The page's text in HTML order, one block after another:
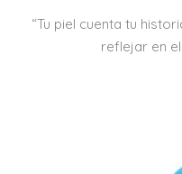
“Tu piel cuenta tu
reflejar en